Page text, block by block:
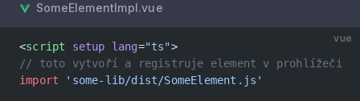
SomeElementImpl.vue
vue
<script setup lang="ts">
// toto vytvoří a registruje element v prohlížeči
import 'some-lib/dist/SomeElement.js'